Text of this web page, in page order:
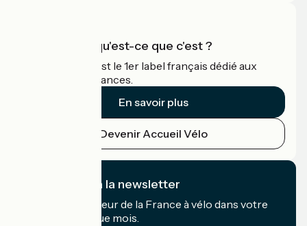
Accueil Vélo qu'est-ce que c'est ?
Accueil Vélo c'est le 1er label français dédié aux
cyclistes en vacances.
En savoir plus
Devenir Accueil Vélo
Je m'abonne à la newsletter
Recevez le meilleur de la France à vélo dans votre
boîte mail chaque mois.